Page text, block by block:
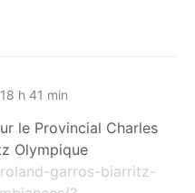
h 41 min
le Provincial Charles
Olympique
garros-biarritz-